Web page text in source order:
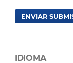
ENVIAR
IDIOMA